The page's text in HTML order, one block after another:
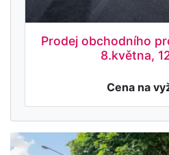
Prodej obchodního
8.května,
Cena na